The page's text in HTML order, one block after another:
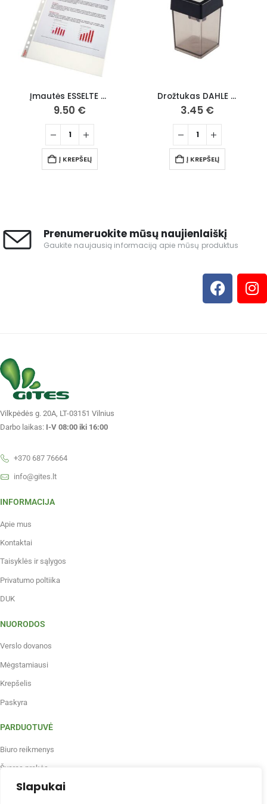
Slapukai
Įmautės ESSELTE A4 skaidrios, 75 mk, pak. 100 vnt.
9.50 €
Į KREPŠELĮ
Drožtukas DAHLE su konteineriu
3.45 €
Į KREPŠELĮ
Prenumeruokite mūsų naujienlaiškį
Gaukite naujausią informaciją apie mūsų produktus
Vilkpėdės g. 20A, LT-03151 Vilnius
Darbo laikas: I-V 08:00 iki 16:00
+370 687 76664
info@gites.lt
INFORMACIJA
Apie mus
Kontaktai
Taisyklės ir sąlygos
Privatumo poltiika
DUK
NUORODOS
Verslo dovanos
Mėgstamiausi
Krepšelis
Paskyra
PARDUOTUVĖ
Biuro reikmenys
Švaros prekės
Maistas, gėrimai, indai